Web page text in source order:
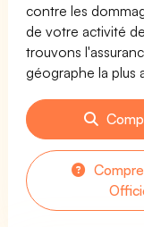
contre les
de votre activité
trouvons
géographe la plus